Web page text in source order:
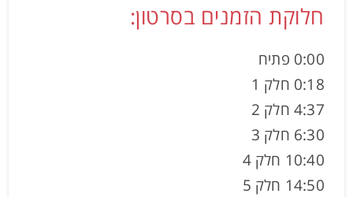
חלוקת הזמנים בסרטון:
0:00 פתיח
0:18 חלק 1
4:37 חלק 2
6:30 חלק 3
10:40 חלק 4
14:50 חלק 5